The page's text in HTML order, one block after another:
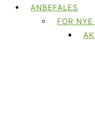
ANBEFALES
FOR NYE